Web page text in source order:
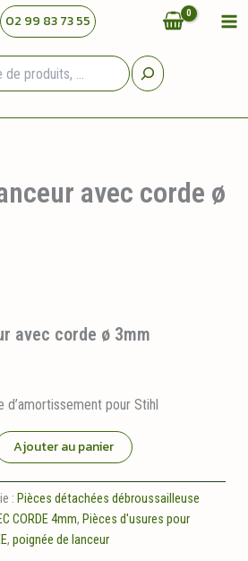
02 99 83 73 55
avec corde ø
avec corde ø 3mm
pour Stihl
Ajouter au panier
: Pièces détachées débroussailleuse
CORDE 4mm, Pièces d'usures pour
, poignée de lanceur